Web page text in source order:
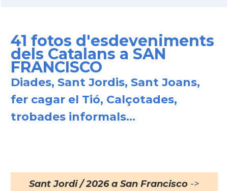
41 fotos d'esdeveniments
dels Catalans a SAN
FRANCISCO
Diades, Sant Jordis, Sant Joans,
fer cagar el Tió, Calçotades,
trobades informals...
Sant Jordi / 2026 a San Francisco ->